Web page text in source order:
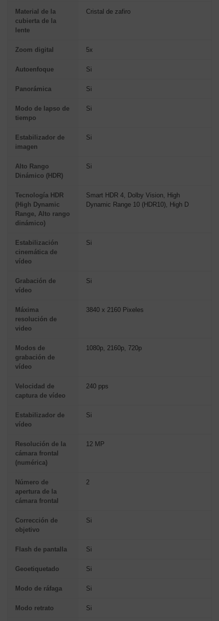
Material de la
cubierta de la
lente
Cristal de zafiro
Zoom digital 5x
Autoenfoque Si
Panorámica Si
Modo de lapso de
tiempo
Si
Estabilizador de
imagen
Si
Alto Rango
Dinámico (HDR)
Si
Tecnología HDR
(High Dynamic
Range, Alto rango
dinámico)
Smart HDR 4, Dolby Vision, High
Dynamic Range 10 (HDR10), High D
Estabilización
cinemática de
vídeo
Si
Grabación de
vídeo
Si
Máxima
resolución de
video
3840 x 2160 Pixeles
Modos de
grabación de
vídeo
1080p, 2160p, 720p
Velocidad de
captura de vídeo
240 pps
Estabilizador de
vídeo
Si
Resolución de la
cámara frontal
(numérica)
12 MP
Número de
apertura de la
cámara frontal
2
Corrección de
objetivo
Si
Flash de pantalla Si
Geoetiquetado Si
Modo de ráfaga Si
Modo retrato Si